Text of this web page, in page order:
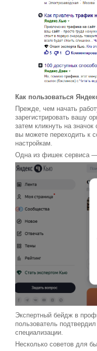
Как пользоваться
Прежде, чем начать
зарегистрировать вашу
затем кликнуть на значок
вы можете переходить к
настройкам.
Одна из фишек сервиса
Экспертный бейдж в
пользователь
специализации.
Несколько советов для